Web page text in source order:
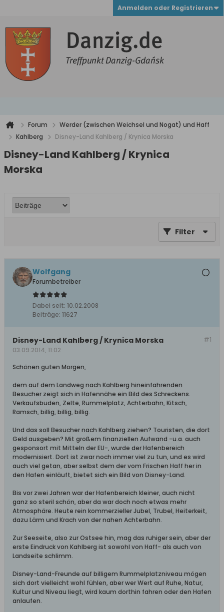
Anmelden oder Registrieren
Forum
Werder (zwischen Weichsel und Nogat) und Haff
Kahlberg
Disney-Land Kahlberg / Krynica Morska
Disney-Land Kahlberg / Krynica
Morska
Filter
Wolfgang
Forumbetreiber
Dabei seit: 10.02.2008
Beiträge: 11627
#1
Disney-Land Kahlberg / Krynica Morska
03.09.2014, 11:02
Schönen guten Morgen,
dem auf dem Landweg nach Kahlberg hineinfahrenden
Besucher zeigt sich in Hafennähe ein Bild des Schreckens.
Verkaufsbuden, Zelte, Rummelplatz, Achterbahn, Kitsch,
Ramsch, billig, billig, billig.
Und das soll Besucher nach Kahlberg ziehen? Touristen, die dort
Geld ausgeben? Mit großem finanziellen Aufwand -u.a. auch
gesponsort mit Mitteln der EU-, wurde der Hafenbereich
modernisiert. Dort ist zwar noch immer viel zu tun, und es wird
auch viel getan, aber selbst dem der vom Frischen Haff her in
den Hafen einläuft, bietet sich ein Bild von Disney-Land.
Bis vor zwei Jahren war der Hafenbereich kleiner, auch nicht
ganz so steril schön, aber da war doch noch etwas mehr
Atmosphäre. Heute rein kommerzieller Jubel, Trubel, Heiterkeit,
dazu Lärm und Krach von der nahen Achterbahn.
Zur Seeseite, also zur Ostsee hin, mag das ruhiger sein, aber der
erste Eindruck von Kahlberg ist sowohl von Haff- als auch von
Landseite schlimm.
Disney-Land-Freunde auf billigem Rummelplatzniveau mögen
sich dort vielleicht wohl fühlen, aber wer Wert auf Ruhe, Natur,
Kultur und Niveau liegt, wird kaum dorthin fahren oder den Hafen
anlaufen.